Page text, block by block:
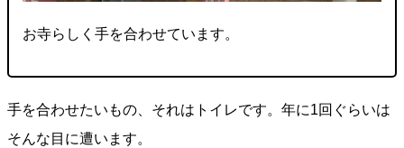
お寺らしく手を合わせています。
手を合わせたいもの、それはトイレです。年に1回ぐらいは
そんな目に遭います。